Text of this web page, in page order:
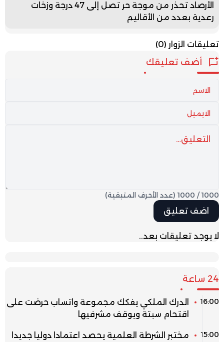
الأرصاد تحذر من موجة حر تصل إلى 47 درجة وزخات
رعدية بعدد من الأقاليم
تعليقات الزوار (0)
أضف تعليقك
1000
/
1000 (عدد الأحرف المتبقية)
لا يوجد تعليقات بعد..
24 ساعة
16:00
الدرك الملكي يفكك مجموعة واتساب حرضت على
اقتحام سبتة ويوقف مشرفيها
15:00
مختبر الشرطة العلمية يحصد اعتمادا دوليا جديدا